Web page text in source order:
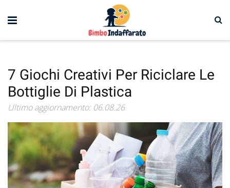
7 Giochi Creativi Per Riciclare Le
Bottiglie Di Plastica
Ultimo aggiornamento: 06.08.26